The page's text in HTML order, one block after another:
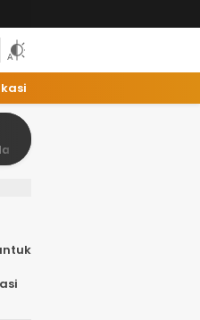
18 Kesalahan Umum dalam